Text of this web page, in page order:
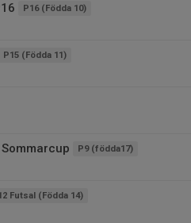
P16 (Födda 10)
P15 (Födda 11)
P9 (födda17)
Futsal (Födda 14)